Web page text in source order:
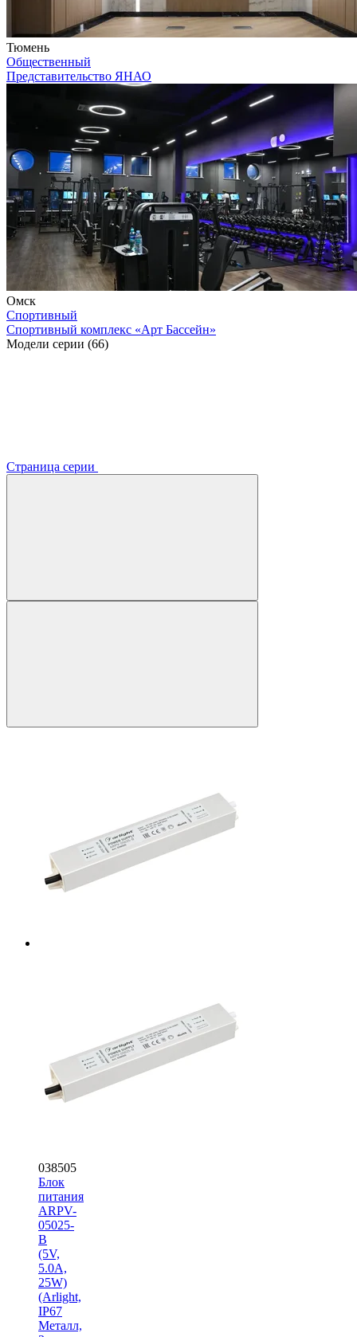
Тюмень
Общественный
Представительство ЯНАО
Омск
Спортивный
Спортивный комплекс «Арт Бассейн»
Модели серии (66)
Страница серии
038505
Блок
питания
ARPV-
05025-
B
(5V,
5.0A,
25W)
(Arlight,
IP67
Металл,